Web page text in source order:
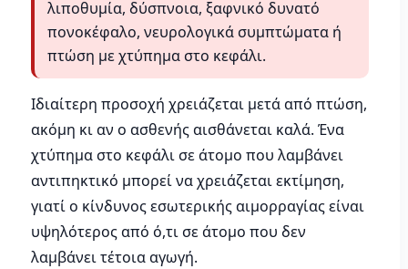
λιποθυμία, δύσπνοια, ξαφνικό δυνατό
πονοκέφαλο, νευρολογικά συμπτώματα ή
πτώση με χτύπημα στο κεφάλι.
Ιδιαίτερη προσοχή χρειάζεται μετά από πτώση,
ακόμη κι αν ο ασθενής αισθάνεται καλά. Ένα
χτύπημα στο κεφάλι σε άτομο που λαμβάνει
αντιπηκτικό μπορεί να χρειάζεται εκτίμηση,
γιατί ο κίνδυνος εσωτερικής αιμορραγίας είναι
υψηλότερος από ό,τι σε άτομο που δεν
λαμβάνει τέτοια αγωγή.